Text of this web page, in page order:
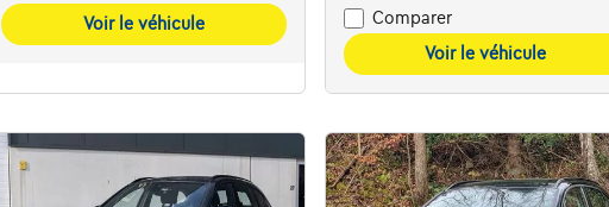
Voir le véhicule
Comparer
Voir le véhicule